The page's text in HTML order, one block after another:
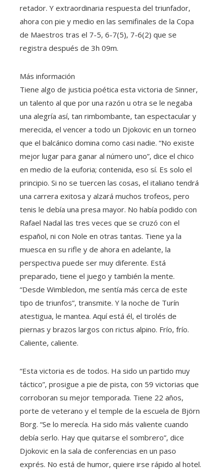
retador. Y extraordinaria respuesta del triunfador,
ahora con pie y medio en las semifinales de la Copa
de Maestros tras el 7-5, 6-7(5), 7-6(2) que se
registra después de 3h 09m.
Más información
Tiene algo de justicia poética esta victoria de Sinner,
un talento al que por una razón u otra se le negaba
una alegría así, tan rimbombante, tan espectacular y
merecida, el vencer a todo un Djokovic en un torneo
que el balcánico domina como casi nadie. “No existe
mejor lugar para ganar al número uno”, dice el chico
en medio de la euforia; contenida, eso sí. Es solo el
principio. Si no se tuercen las cosas, el italiano tendrá
una carrera exitosa y alzará muchos trofeos, pero
tenis le debía una presa mayor. No había podido con
Rafael Nadal las tres veces que se cruzó con el
español, ni con Nole en otras tantas. Tiene ya la
muesca en su rifle y de ahora en adelante, la
perspectiva puede ser muy diferente. Está
preparado, tiene el juego y también la mente.
“Desde Wimbledon, me sentía más cerca de este
tipo de triunfos”, transmite. Y la noche de Turín
atestigua, le mantea. Aquí está él, el tirolés de
piernas y brazos largos con rictus alpino. Frío, frío.
Caliente, caliente.
“Esta victoria es de todos. Ha sido un partido muy
táctico”, prosigue a pie de pista, con 59 victorias que
corroboran su mejor temporada. Tiene 22 años,
porte de veterano y el temple de la escuela de Björn
Borg. “Se lo merecía. Ha sido más valiente cuando
debía serlo. Hay que quitarse el sombrero”, dice
Djokovic en la sala de conferencias en un paso
exprés. No está de humor, quiere irse rápido al hotel.